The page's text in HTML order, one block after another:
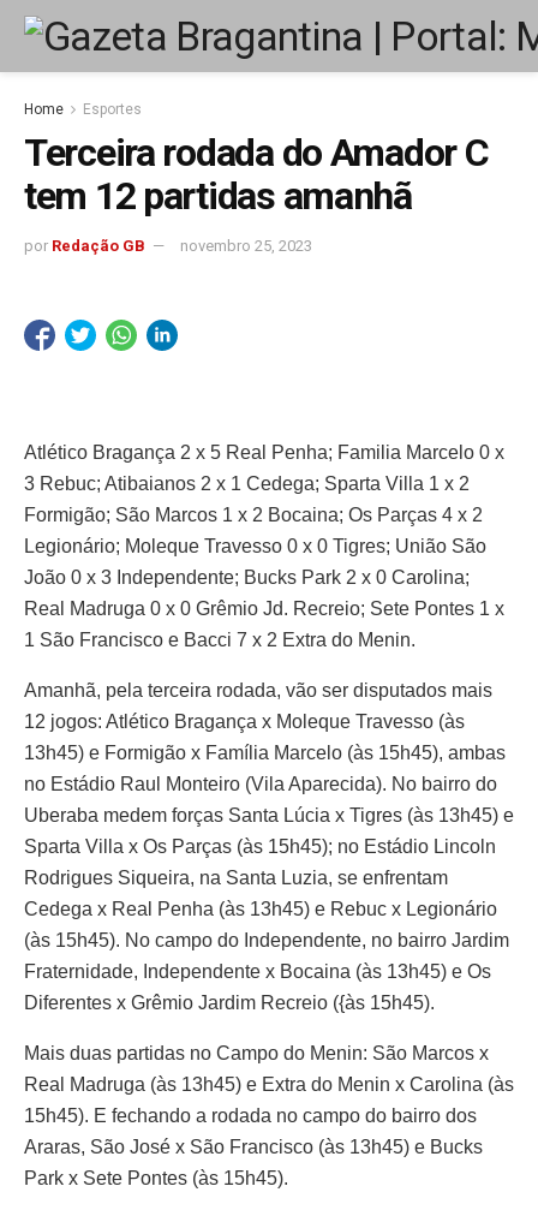
Home Esportes
Terceira rodada do Amador C
tem 12 partidas amanhã
por Redação GB novembro 25, 2023
Atlético Bragança 2 x 5 Real Penha; Familia Marcelo 0 x
3 Rebuc; Atibaianos 2 x 1 Cedega; Sparta Villa 1 x 2
Formigão; São Marcos 1 x 2 Bocaina; Os Parças 4 x 2
Legionário; Moleque Travesso 0 x 0 Tigres; União São
João 0 x 3 Independente; Bucks Park 2 x 0 Carolina;
Real Madruga 0 x 0 Grêmio Jd. Recreio; Sete Pontes 1 x
1 São Francisco e Bacci 7 x 2 Extra do Menin.
Amanhã, pela terceira rodada, vão ser disputados mais
12 jogos: Atlético Bragança x Moleque Travesso (às
13h45) e Formigão x Família Marcelo (às 15h45), ambas
no Estádio Raul Monteiro (Vila Aparecida). No bairro do
Uberaba medem forças Santa Lúcia x Tigres (às 13h45) e
Sparta Villa x Os Parças (às 15h45); no Estádio Lincoln
Rodrigues Siqueira, na Santa Luzia, se enfrentam
Cedega x Real Penha (às 13h45) e Rebuc x Legionário
(às 15h45). No campo do Independente, no bairro Jardim
Fraternidade, Independente x Bocaina (às 13h45) e Os
Diferentes x Grêmio Jardim Recreio ({às 15h45).
Mais duas partidas no Campo do Menin: São Marcos x
Real Madruga (às 13h45) e Extra do Menin x Carolina (às
15h45). E fechando a rodada no campo do bairro dos
Araras, São José x São Francisco (às 13h45) e Bucks
Park x Sete Pontes (às 15h45).